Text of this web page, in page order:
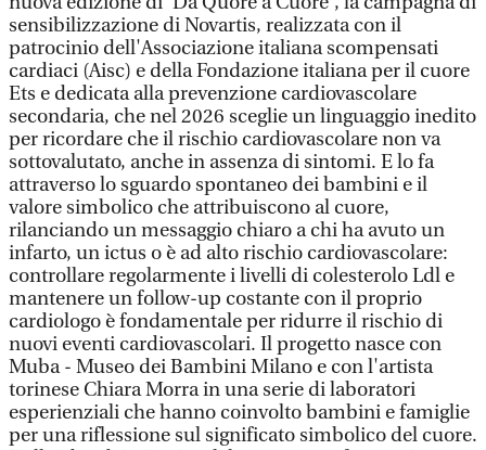
sensibilizzazione di Novartis, realizzata con il
patrocinio dell'Associazione italiana scompensati
cardiaci (Aisc) e della Fondazione italiana per il cuore
Ets e dedicata alla prevenzione cardiovascolare
secondaria, che nel 2026 sceglie un linguaggio inedito
per ricordare che il rischio cardiovascolare non va
sottovalutato, anche in assenza di sintomi. E lo fa
attraverso lo sguardo spontaneo dei bambini e il
valore simbolico che attribuiscono al cuore,
rilanciando un messaggio chiaro a chi ha avuto un
infarto, un ictus o è ad alto rischio cardiovascolare:
controllare regolarmente i livelli di colesterolo Ldl e
mantenere un follow-up costante con il proprio
cardiologo è fondamentale per ridurre il rischio di
nuovi eventi cardiovascolari. Il progetto nasce con
Muba - Museo dei Bambini Milano e con l'artista
torinese Chiara Morra in una serie di laboratori
esperienziali che hanno coinvolto bambini e famiglie
per una riflessione sul significato simbolico del cuore.